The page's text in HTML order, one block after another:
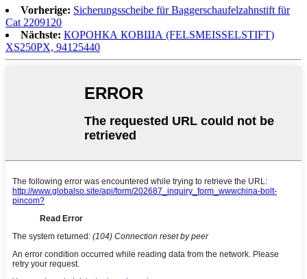
Vorherige: Sicherungsscheibe für Baggerschaufelzahnstift für
Cat 2209120
Nächste: КОРОНКА КОВША (FELSMEISSELSTIFT)
XS250PX, 94125440